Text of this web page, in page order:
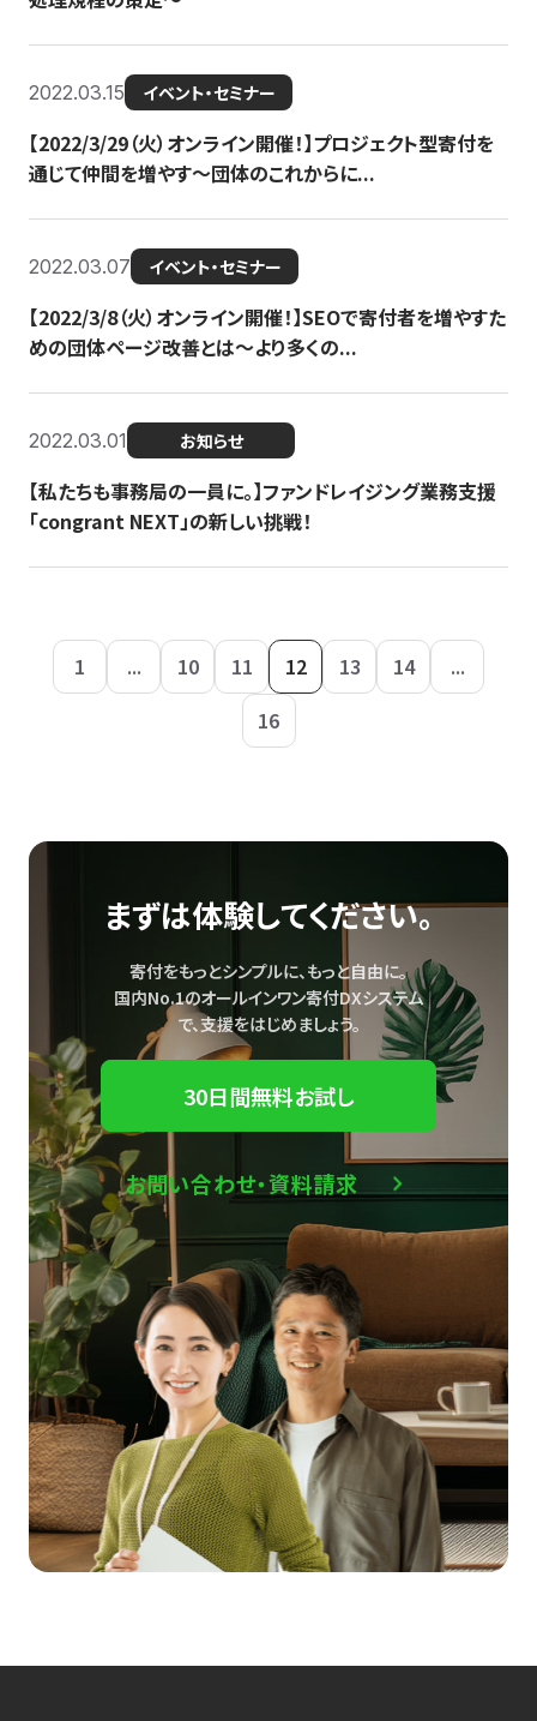
2022.03.15 イベント・セミナー
【2022/3/29（火）オンライン開催！】プロジェクト型寄付を
通じて仲間を増やす～団体のこれからに...
2022.03.07 イベント・セミナー
【2022/3/8（火）オンライン開催！】SEOで寄付者を増やすた
めの団体ページ改善とは～より多くの...
2022.03.01 お知らせ
【私たちも事務局の一員に。】ファンドレイジング業務支援
「congrant NEXT」の新しい挑戦！
1 ... 10 11 12 13 14
...
16
まずは体験してください。
寄付をもっとシンプルに、もっと自由に。
国内No.1のオールインワン寄付DXシステム
で、支援をはじめましょう。
30日間無料お試し
お問い合わせ・資料請求